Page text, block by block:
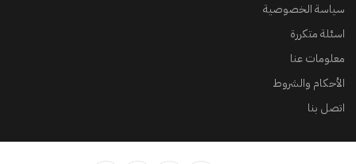
سياسة الخصوصية
اسئلة متكررة
معلومات عنا
الأحكام والشروط
اتصل بنا